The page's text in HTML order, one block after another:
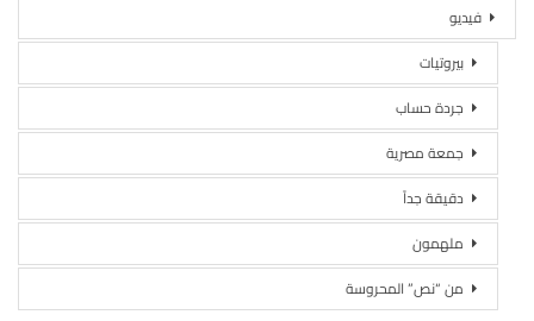
فيديو
بيروتيات
جردة حساب
جمعة مصرية
دقيقة جداً
ملهمون
من “نص” المحروسة